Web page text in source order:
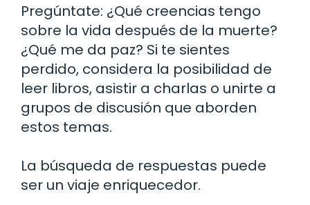
Pregúntate: ¿Qué creencias tengo
sobre la vida después de la muerte?
¿Qué me da paz? Si te sientes
perdido, considera la posibilidad de
leer libros, asistir a charlas o unirte a
grupos de discusión que aborden
estos temas.
La búsqueda de respuestas puede
ser un viaje enriquecedor.